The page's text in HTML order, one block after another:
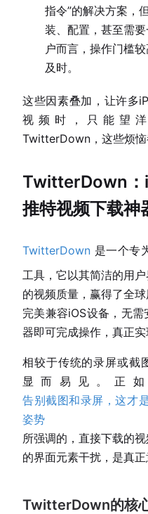
指令”的解决方案，
装、配置，甚至需
户而言，操作门槛
及时。
这些因素叠加，让许多
视频时，只能望
TwitterDown，这些烦恼
TwitterDown：
推特视频下载神
TwitterDown 是一个专
工具，它以其简洁的用
的视频质量，赢得了全
完美兼容iOS设备，无
器即可完成操作，真正实
相较于传统的录屏或截
显而易见。正
告别截图和录屏，这才
姿势
所强调的，直接下载的
的界面元素干扰，是真正
TwitterDown的核